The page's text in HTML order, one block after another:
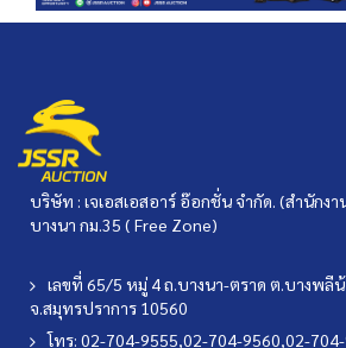
บริษัท : เจเอสเอสอาร์ อ๊อกชั่น จำกัด. (สำนักง
บางนา กม.35 ( Free Zone)
เลขที่ 65/5 หมู่ 4 ถ.บางนา-ตราด ต.บางพลี
จ.สมุทรปราการ 10560
โทร: 02-704-9555,02-704-9560,02-